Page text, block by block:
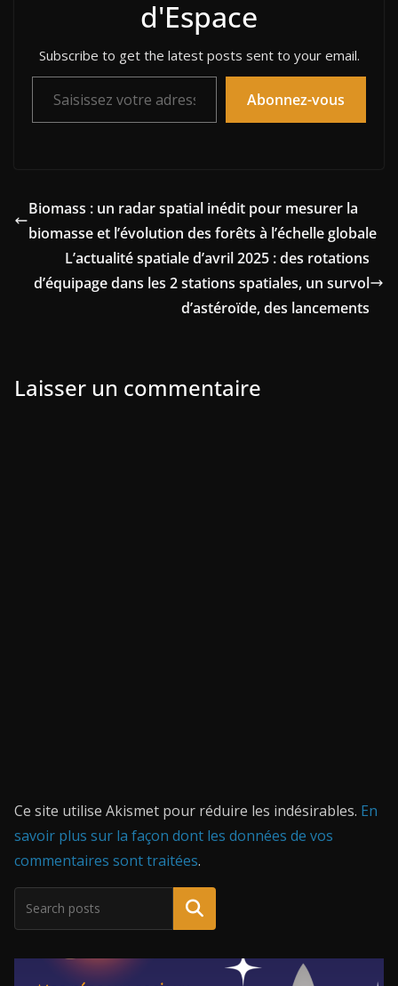
d'Espace
Subscribe to get the latest posts sent to your email.
Saisissez votre adresse e-mail…
Abonnez-vous
Biomass : un radar spatial inédit pour mesurer la
biomasse et l’évolution des forêts à l’échelle globale
L’actualité spatiale d’avril 2025 : des rotations
d’équipage dans les 2 stations spatiales, un survol
d’astéroïde, des lancements
Laisser un commentaire
Ce site utilise Akismet pour réduire les indésirables. En
savoir plus sur la façon dont les données de vos
commentaires sont traitées.